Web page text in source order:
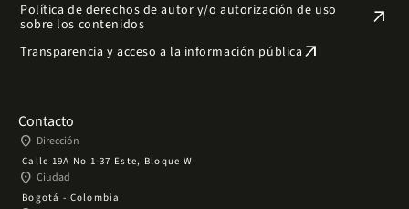
Política de derechos de autor y/o autorización de uso
sobre los contenidos
arrow_outward
Transparencia y acceso a la información pública arrow_outward
Contacto
place Dirección
Calle 19A No 1-37 Este, Bloque W
place Ciudad
Bogotá - Colombia